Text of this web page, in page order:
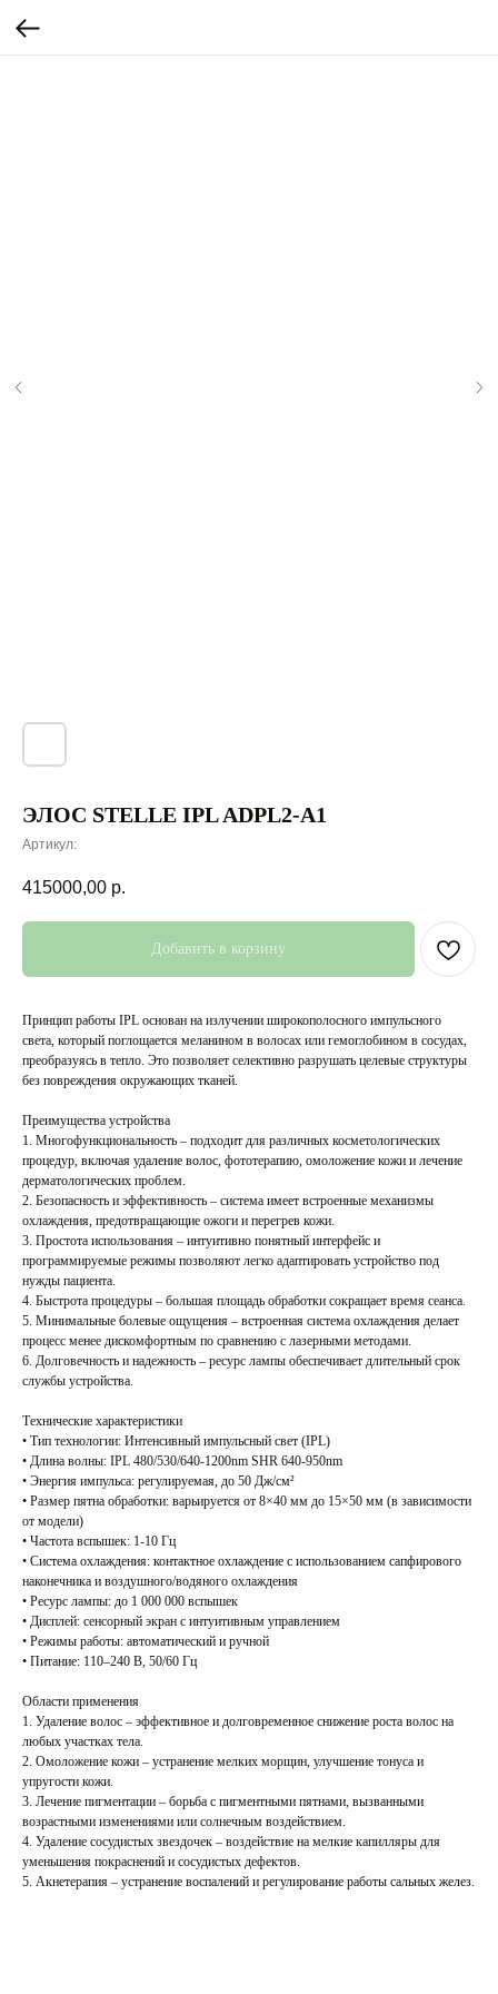
ЭЛОС STELLE IPL ADPL2-A1
Артикул:
415000,00 р.
Добавить в корзину
Принцип работы IPL основан на излучении широкополосного импульсного
света, который поглощается меланином в волосах или гемоглобином в сосудах,
преобразуясь в тепло. Это позволяет селективно разрушать целевые структуры
без повреждения окружающих тканей.
Преимущества устройства
1. Многофункциональность – подходит для различных косметологических
процедур, включая удаление волос, фототерапию, омоложение кожи и лечение
дерматологических проблем.
2. Безопасность и эффективность – система имеет встроенные механизмы
охлаждения, предотвращающие ожоги и перегрев кожи.
3. Простота использования – интуитивно понятный интерфейс и
программируемые режимы позволяют легко адаптировать устройство под
нужды пациента.
4. Быстрота процедуры – большая площадь обработки сокращает время сеанса.
5. Минимальные болевые ощущения – встроенная система охлаждения делает
процесс менее дискомфортным по сравнению с лазерными методами.
6. Долговечность и надежность – ресурс лампы обеспечивает длительный срок
службы устройства.
Технические характеристики
• Тип технологии: Интенсивный импульсный свет (IPL)
• Длина волны: IPL 480/530/640-1200nm SHR 640-950nm
• Энергия импульса: регулируемая, до 50 Дж/см²
• Размер пятна обработки: варьируется от 8×40 мм до 15×50 мм (в зависимости
от модели)
• Частота вспышек: 1-10 Гц
• Система охлаждения: контактное охлаждение с использованием сапфирового
наконечника и воздушного/водяного охлаждения
• Ресурс лампы: до 1 000 000 вспышек
• Дисплей: сенсорный экран с интуитивным управлением
• Режимы работы: автоматический и ручной
• Питание: 110–240 В, 50/60 Гц
Области применения
1. Удаление волос – эффективное и долговременное снижение роста волос на
любых участках тела.
2. Омоложение кожи – устранение мелких морщин, улучшение тонуса и
упругости кожи.
3. Лечение пигментации – борьба с пигментными пятнами, вызванными
возрастными изменениями или солнечным воздействием.
4. Удаление сосудистых звездочек – воздействие на мелкие капилляры для
уменьшения покраснений и сосудистых дефектов.
5. Акнетерапия – устранение воспалений и регулирование работы сальных желез.